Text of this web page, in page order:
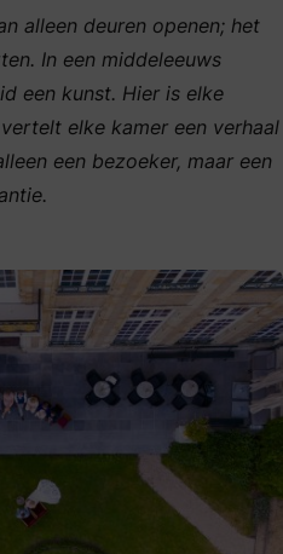
alleen deuren openen; het
In een middeleeuws
een kunst. Hier is elke
elke kamer een verhaal
een bezoeker, maar een